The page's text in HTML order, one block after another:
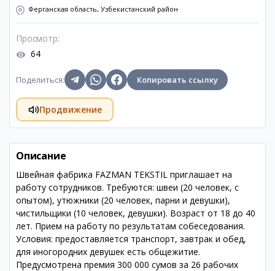
Ферганская область, Узбекистанский район
Просмотр:
64
Поделиться: Копировать ссылку
Продвижение
Описание
Швейная фабрика FAZMAN TEKSTIL приглашает на
работу сотрудников. Требуются: швеи (20 человек, с
опытом), утюжники (20 человек, парни и девушки),
чистильщики (10 человек, девушки). Возраст от 18 до 40
лет. Прием на работу по результатам собеседования.
Условия: предоставляется транспорт, завтрак и обед,
для иногородних девушек есть общежитие.
Предусмотрена премия 300 000 сумов за 26 рабочих